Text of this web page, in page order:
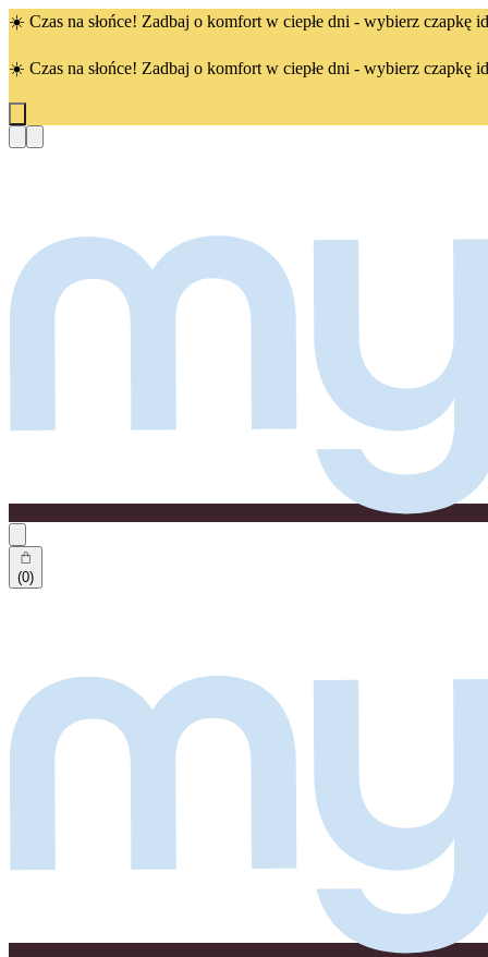
☀️ Czas na słońce! Zadbaj o komfort w ciepłe dni - wybierz czapkę
☀️ Czas na słońce! Zadbaj o komfort w ciepłe dni - wybierz czapkę
(0)